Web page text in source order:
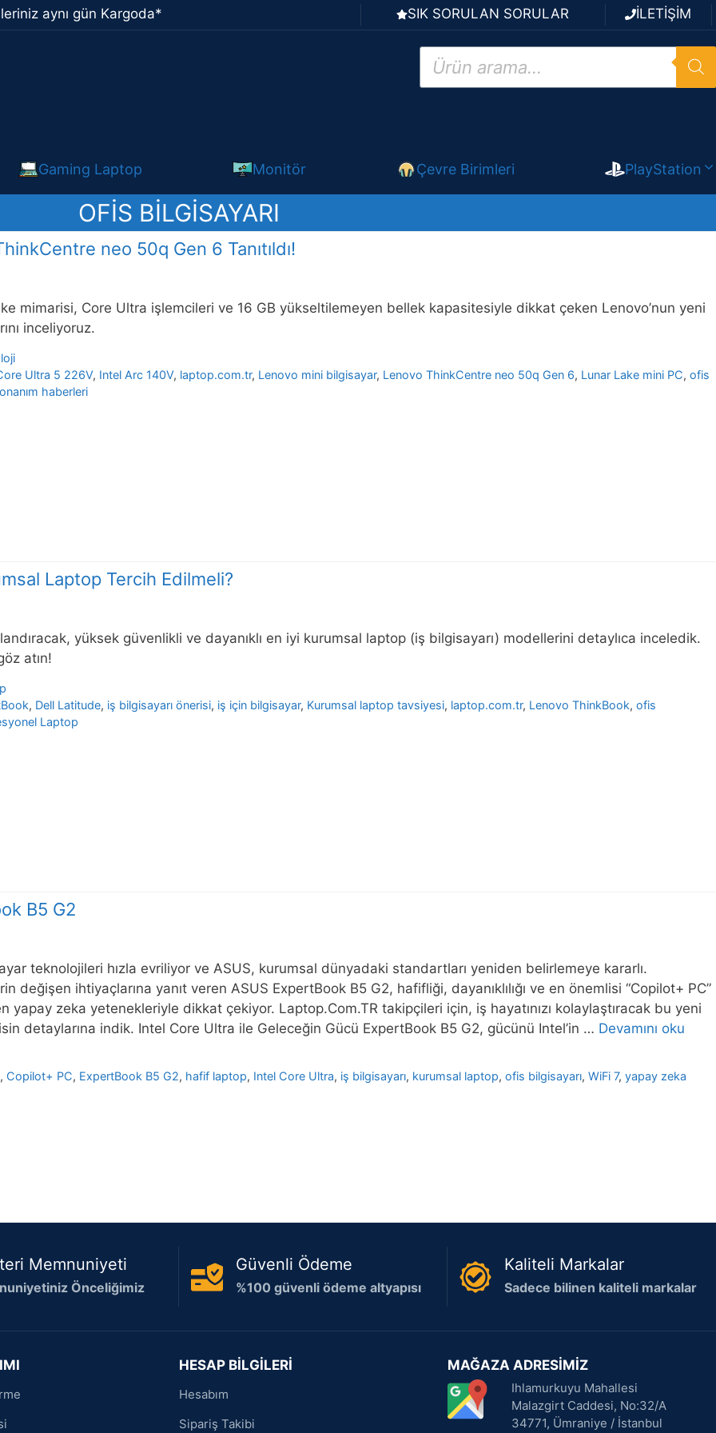
aynı gün Kargoda* SIK SORULAN SORULAR İLETİŞİM
Products
search
Gaming Laptop Monitör Çevre Birimleri PlayStation
OFIS BILGISAYARI
neo 50q Gen 6 Tanıtıldı!
mimarisi, Core Ultra işlemcileri ve 16 GB yükseltilemeyen bellek kapasitesiyle dikkat çeken Lenovo’nun yeni
inceliyoruz.
Ultra 5 226V, Intel Arc 140V, laptop.com.tr, Lenovo mini bilgisayar, Lenovo ThinkCentre neo 50q Gen 6, Lunar Lake mini PC,ofis
haberleri
Laptop Tercih Edilmeli?
yüksek güvenlikli ve dayanıklı en iyi kurumsal laptop (iş bilgisayarı) modellerini detaylıca inceledik.
atın!
, Dell Latitude, iş bilgisayarı önerisi, iş için bilgisayar, Kurumsal laptop tavsiyesi, laptop.com.tr, Lenovo ThinkBook,ofis
Laptop
B5 G2
teknolojileri hızla evriliyor ve ASUS, kurumsal dünyadaki standartları yeniden belirlemeye kararlı.
değişen ihtiyaçlarına yanıt veren ASUS ExpertBook B5 G2, hafifliği, dayanıklılığı ve en önemlisi “Copilot+ PC”
yapay zeka yetenekleriyle dikkat çekiyor. Laptop.Com.TR takipçileri için, iş hayatınızı kolaylaştıracak bu yeni
detaylarına indik. Intel Core Ultra ile Geleceğin Gücü ExpertBook B5 G2, gücünü Intel’in … Devamını oku
, Copilot+ PC, ExpertBook B5 G2, hafif laptop, Intel Core Ultra, iş bilgisayarı, kurumsal laptop,ofis bilgisayarı,WiFi 7,yapay zeka
Memnuniyeti
Önceliğimiz
Güvenli Ödeme
%100 güvenli ödeme altyapısı
Kaliteli Markalar
Sadece bilinen kaliteli markalar
HESAP BİLGİLERİ
Hesabım
Sipariş Takibi
MAĞAZA ADRESİMİZ
Ihlamurkuyu Mahallesi
Malazgirt Caddesi, No:32/A
34771, Ümraniye / İstanbul